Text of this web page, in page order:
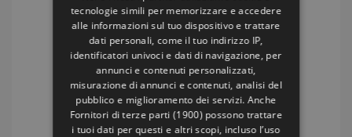
tecnologie simili per memorizzare e accedere
alle informazioni sul tuo dispositivo e trattare
dati personali, come il tuo indirizzo IP,
identificatori univoci e dati di navigazione, per
annunci e contenuti personalizzati,
misurazione di annunci e contenuti, analisi del
pubblico e miglioramento dei servizi. Anche
Fornitori di terze parti (1900) possono trattare
i tuoi dati per questi e altri scopi, incluso l’uso